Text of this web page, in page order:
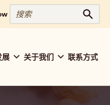
搜
索
搜索
展 关于我们 联系方式